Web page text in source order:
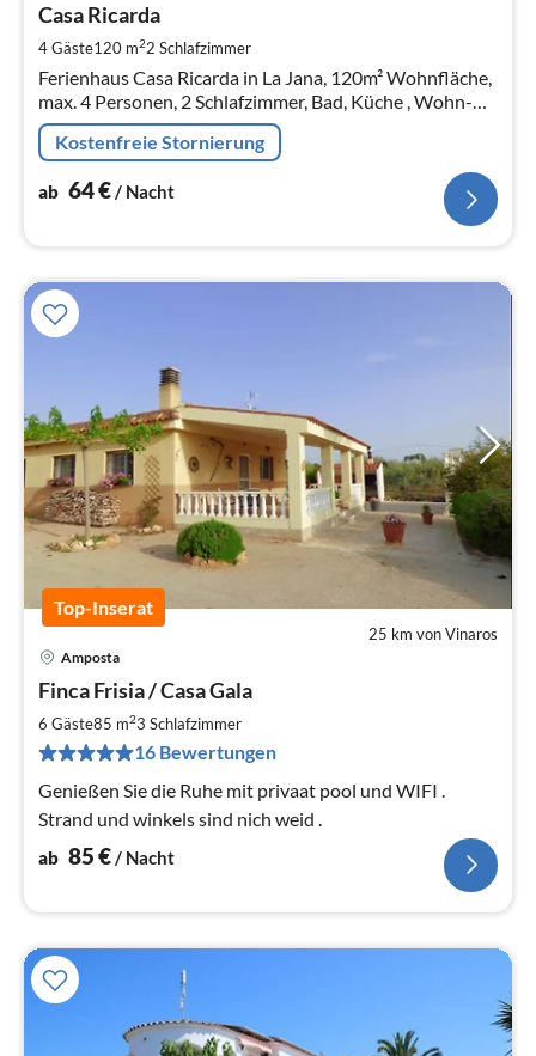
Casa Ricarda
4 Gäste120 m22 Schlafzimmer
Ferienhaus Casa Ricarda in La Jana, 120m² Wohnfläche,
max. 4 Personen, 2 Schlafzimmer, Bad, Küche , Wohn-
Esszimmer, Dachgeschosszimmer mit Kamin,
Dachterassse
Kostenfreie Stornierung
ab 64€/ Nacht
Top-Inserat
25 km von Vinaros
Amposta
Finca Frisia / Casa Gala
6 Gäste85 m23 Schlafzimmer
16 Bewertungen
Genießen Sie die Ruhe mit privaat pool und WIFI .
Strand und winkels sind nich weid .
ab 85€ / Nacht